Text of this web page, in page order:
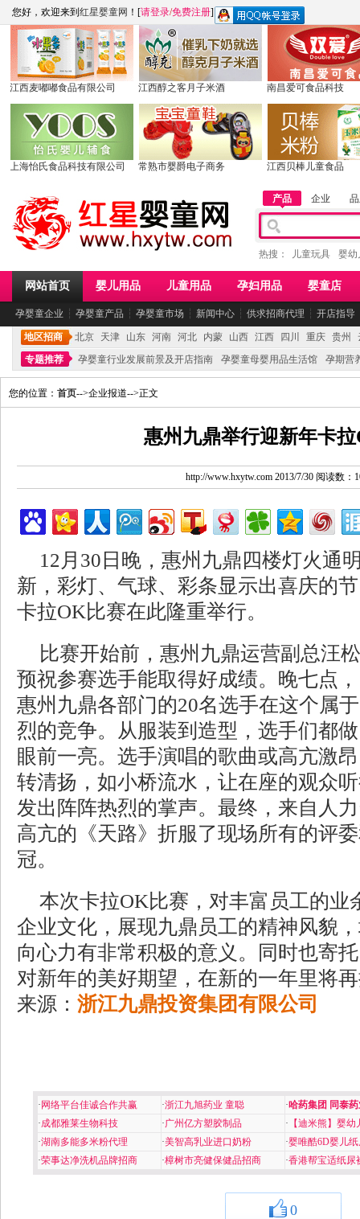
您好，欢迎来到 红星婴童网 ！[请登录/免费注册]
江西麦嘟嘟食品有限公司 江西醇之客月子米酒 南昌爱可食品科技
上海怡氏食品科技有限公司 常熟市婴爵电子商务 江西贝棒儿童食品
产品 企业
热搜： 儿童玩具 婴幼
网站首页 婴儿用品 儿童用品 孕妇用品 婴童店
孕婴童企业 ┆ 孕婴童产品 ┆ 孕婴童市场 ┆ 新闻中心 ┆ 供求招商代理 ┆ 开店指导
地区招商 北京 天津 山东 河南 河北 内蒙 山西 江西 四川 重庆 贵州
专题推荐
孕婴童行业发展前景及开店指南 孕婴童母婴用品生活馆 孕期营
您的位置： 首页-->企业报道-->正文
惠州九鼎举行迎新年卡
http://www.hxytw.com 2013/7/30 阅读数：
12月30日晚，惠州九鼎四楼灯火通
新，彩灯、气球、彩条显示出喜庆的
卡拉OK比赛在此隆重举行。
比赛开始前，惠州九鼎运营副总汪
预祝参赛选手能取得好成绩。晚七点
惠州九鼎各部门的20名选手在这个属
烈的竞争。从服装到造型，选手们都
眼前一亮。选手演唱的歌曲或高亢激
转清扬，如小桥流水，让在座的观众
发出阵阵热烈的掌声。最终，来自人
高亢的《天路》折服了现场所有的评
冠。
本次卡拉OK比赛，对丰富员工的业
企业文化，展现九鼎员工的精神风貌
向心力有非常积极的意义。同时也寄
对新年的美好期望，在新的一年里将
来源： 浙江九鼎投资集团有限公司
· 网络平台佳诚合作共赢 ·浙江九旭药业 童聪 ·哈药集团 同泰
·成都雅莱生物科技 ·广州亿方塑胶制品 · 【迪米熊】婴幼
·湖南多能多米粉代理 ·美智高乳业进口奶粉 ·婴唯酷6D婴儿
·荣事达净洗机品牌招商 ·樟树市亮健保健品招商 ·香港帮宝适纸尿
0